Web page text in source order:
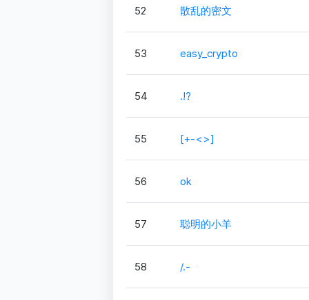
52 散乱的密文
53 easy_crypto
54 .!?
55 [+-<>]
56 ok
57 聪明的小羊
58 /.-